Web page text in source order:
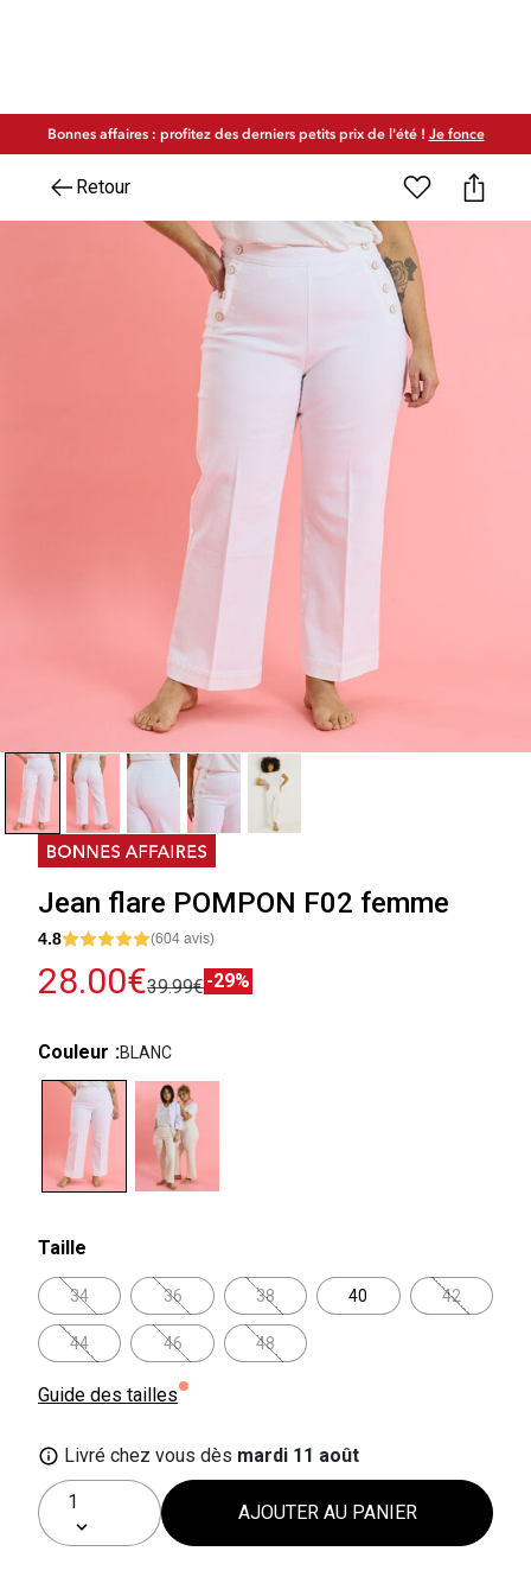
Bonnes affaires : profitez des derniers petits prix de l'été ! Je fonce
Retour
Jean flare POMPON F02 femme
4.8 (604 avis)
28.00€39.99€-29%
Couleur BLANC
Taille
34 36 38 40 42
44 46 48
Guide des tailles
Livré chez vous dès mardi 11 août
AJOUTER AU PANIER